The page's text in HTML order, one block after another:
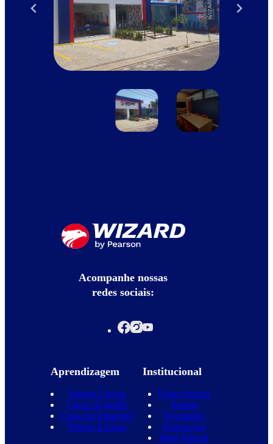
Acompanhe nossas
redes sociais:
Aprendizagem
Nossos Cursos
Curso de Inglês
Curso de Espanhol
Nossas Escolas
Institucional
Quem Somos
Equipe
Novidades
Promoções
Blog Wizard